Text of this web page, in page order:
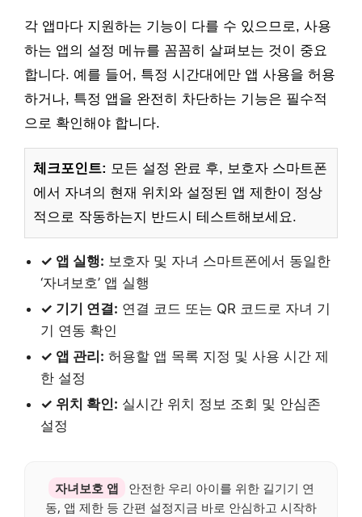
각 앱마다 지원하는 기능이 다를 수 있으므로, 사용
하는 앱의 설정 메뉴를 꼼꼼히 살펴보는 것이 중요
합니다. 예를 들어, 특정 시간대에만 앱 사용을 허용
하거나, 특정 앱을 완전히 차단하는 기능은 필수적
으로 확인해야 합니다.
체크포인트: 모든 설정 완료 후, 보호자 스마트폰
에서 자녀의 현재 위치와 설정된 앱 제한이 정상
적으로 작동하는지 반드시 테스트해보세요.
✓ 앱 실행: 보호자 및 자녀 스마트폰에서 동일한
‘자녀보호’ 앱 실행
✓ 기기 연결: 연결 코드 또는 QR 코드로 자녀 기
기 연동 확인
✓ 앱 관리: 허용할 앱 목록 지정 및 사용 시간 제
한 설정
✓ 위치 확인: 실시간 위치 정보 조회 및 안심존
설정
자녀보호 앱
안전한 우리 아이를 위한 길기기 연
동, 앱 제한 등 간편 설정지금 바로 안심하고 시작하